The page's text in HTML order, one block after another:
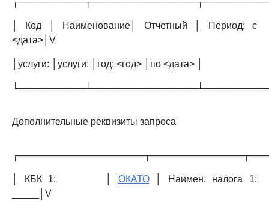
│ Код │ Наименование│ Отчетный │ Период: с
<дата>│V
│услуги: │услуги: │год: <год> │по <дата> │
Дополнительные реквизиты запроса
│ КБК 1: ________│ ОКАТО│ Наимен. налога 1:
_____│V